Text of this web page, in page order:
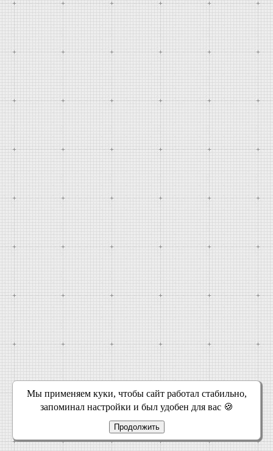
Мы применяем куки, чтобы сайт работал стабильно,
запоминал настройки и был удобен для вас 🍪
Продолжить